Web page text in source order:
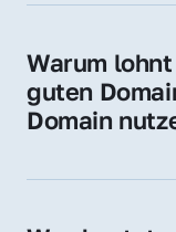
Sie erhalten
Domain.
Warum
guten
Domain
Vertrauen und